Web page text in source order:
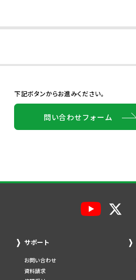
下記ボタンからお進みください。
問い合わせフォーム
サポート
お問い合わせ
資料請求